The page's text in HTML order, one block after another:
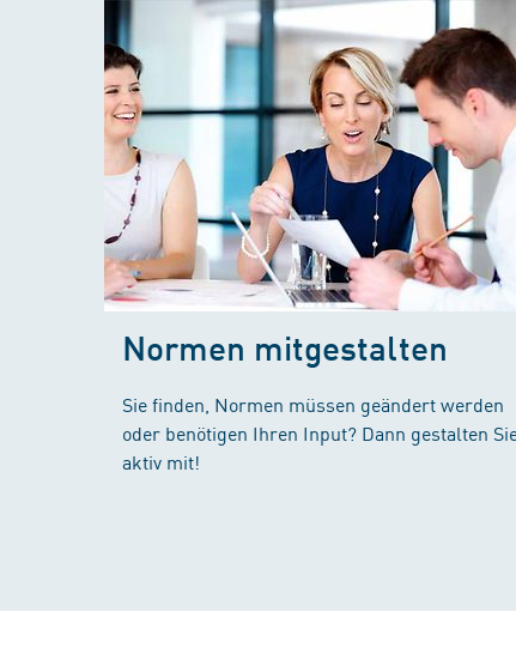
Normen mitgestalten
Sie finden, Normen müssen geändert werden
oder benötigen Ihren Input? Dann gestalten
aktiv mit!